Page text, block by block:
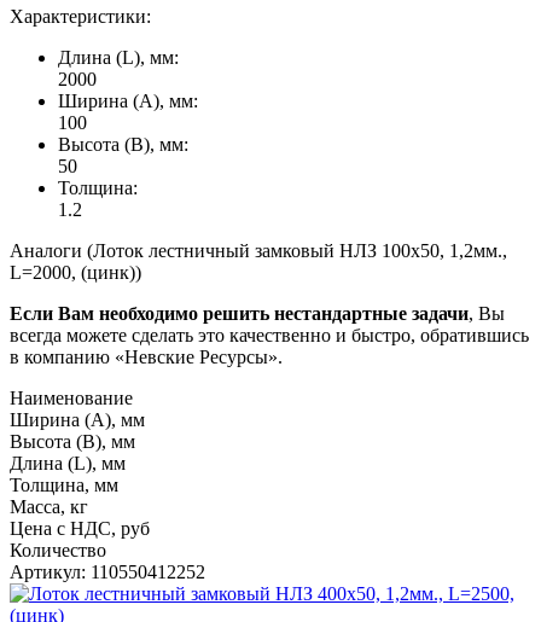
Характеристики:
Длина (L), мм:
2000
Ширина (А), мм:
100
Высота (В), мм:
50
Толщина:
1.2
Аналоги (Лоток лестничный замковый НЛЗ 100х50, 1,2мм.,
L=2000, (цинк))
Если Вам необходимо решить нестандартные задачи, Вы
всегда можете сделать это качественно и быстро, обратившись
в компанию «Невские Ресурсы».
Наименование
Ширина (А), мм
Высота (В), мм
Длина (L), мм
Толщина, мм
Масса, кг
Цена с НДС, руб
Количество
Артикул: 110550412252